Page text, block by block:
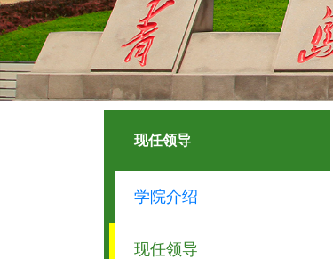
现任领导
学院介绍
现任领导